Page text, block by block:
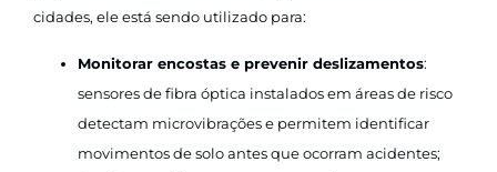
cidades, ele está sendo utilizado para:
Monitorar encostas e prevenir deslizamentos:
sensores de fibra óptica instalados em áreas de risco
detectam microvibrações e permitem identificar
movimentos de solo antes que ocorram acidentes;